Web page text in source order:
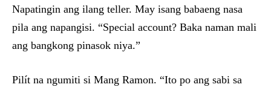
Napatingin ang ilang teller. May isang babaeng nasa
pila ang napangisi. “Special account? Baka naman mali
ang bangkong pinasok niya.”
Pilít na ngumiti si Mang Ramon. “Ito po ang sabi sa